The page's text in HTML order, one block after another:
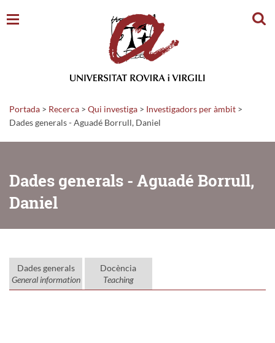
Portada > Recerca > Qui investiga > Investigadors per àmbit >
Dades generals - Aguadé Borrull, Daniel
Dades generals - Aguadé Borrull,
Daniel
Dades generals
General information
Docència
Teaching